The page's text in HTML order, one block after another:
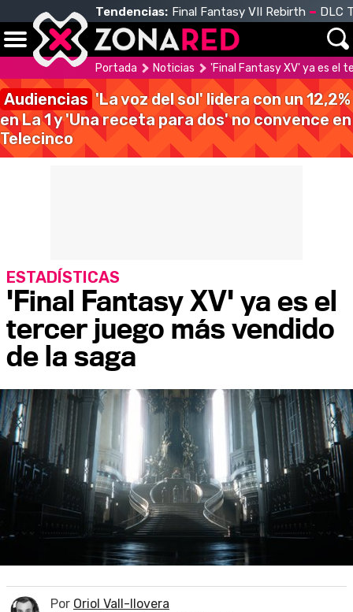
Tendencias: Final Fantasy VII Rebirth DLC
Portada Noticias 'Final Fantasy XV' ya es el
Audiencias 'La voz del sol' lidera con un 12,2%
en La 1 y 'Una receta para dos' no convence en
Telecinco
'Final Fantasy XV' ya es el
tercer juego más vendido
de la saga
ESTADÍSTICAS
Por Oriol Vall-llovera